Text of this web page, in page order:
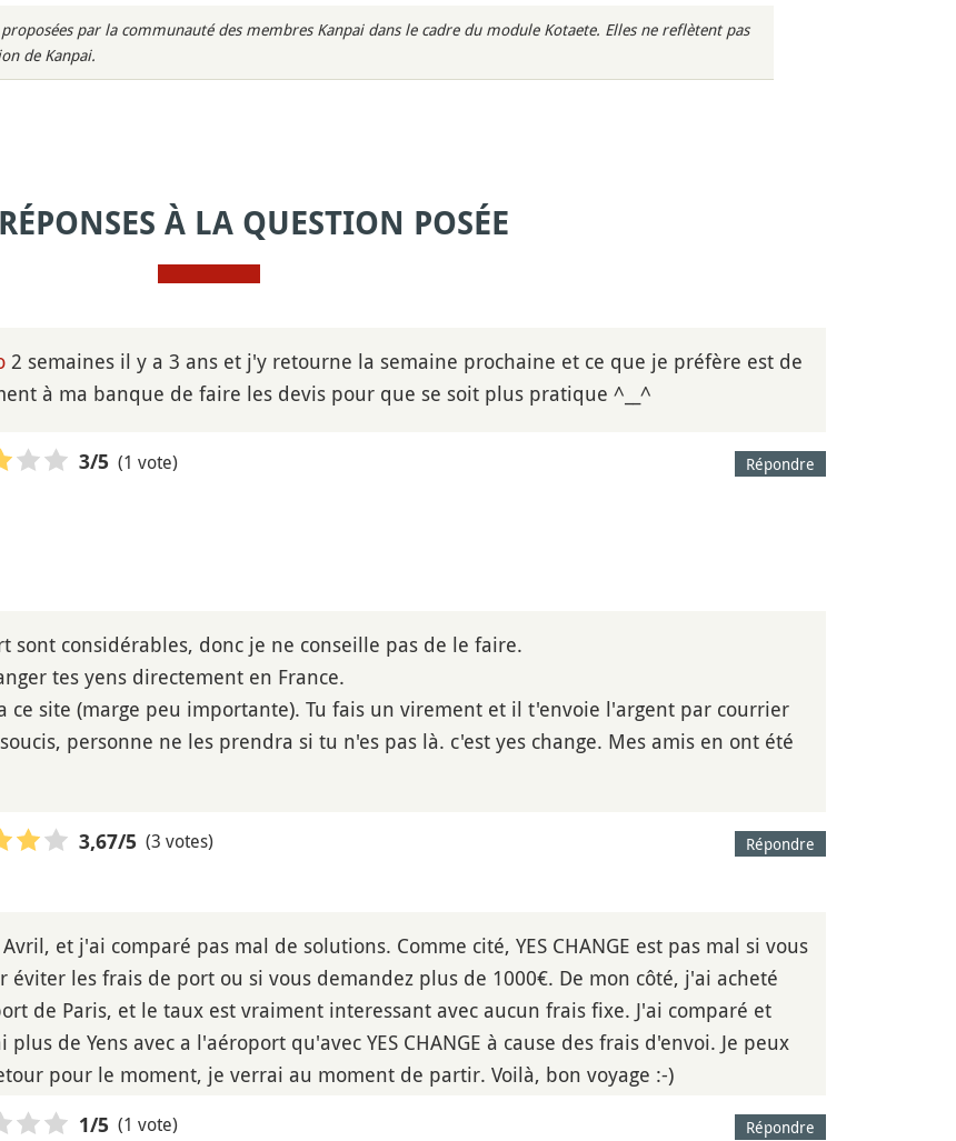
par la communauté des membres Kanpai dans le cadre du module Kotaete. Elles ne reflètent pas
de Kanpai.
À LA QUESTION POSÉE
2 semaines il y a 3 ans et j'y retourne la semaine prochaine et ce que je préfère est de
à ma banque de faire les devis pour que se soit plus pratique ^__^
Répondre
3/5 (1 vote)
sont considérables, donc je ne conseille pas de le faire.
tes yens directement en France.
ce site (marge peu importante). Tu fais un virement et il t'envoie l'argent par courrier
personne ne les prendra si tu n'es pas là. c'est yes change. Mes amis en ont été
Répondre
3,67/5 (3 votes)
et j'ai comparé pas mal de solutions. Comme cité, YES CHANGE est pas mal si vous
éviter les frais de port ou si vous demandez plus de 1000€. De mon côté, j'ai acheté
de Paris, et le taux est vraiment interessant avec aucun frais fixe. J'ai comparé et
de Yens avec a l'aéroport qu'avec YES CHANGE à cause des frais d'envoi. Je peux
pour le moment, je verrai au moment de partir. Voilà, bon voyage :-)
Répondre
1/5 (1 vote)